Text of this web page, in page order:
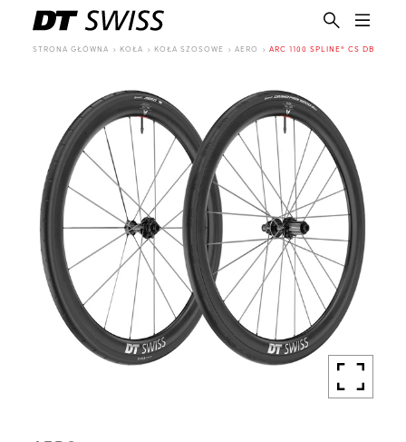
STRONA GŁÓWNA KOŁA KOŁA SZOSOWE AERO ARC 1100 SPLINE® CS DB